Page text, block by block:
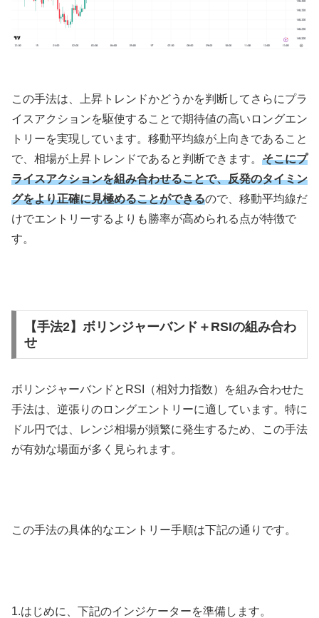
この手法は、上昇トレンドかどうかを判断してさらにプラ
イスアクションを駆使することで期待値の高いロングエン
トリーを実現しています。移動平均線が上向きであること
で、相場が上昇トレンドであると判断できます。 そこにプ
ライスアクションを組み合わせることで、反発のタイミン
グをより正確に見極めることができるので、移動平均線だ
けでエントリーするよりも勝率が高められる点が特徴で
す。
【手法2】ボリンジャーバンド＋RSIの組み合わ
せ
ボリンジャーバンドと RSI
（相対力指数）を組み合わせた
手法は、逆張りのロングエントリーに適しています。特に
ドル円では、レンジ相場が頻繁に発生するため、この手法
が有効な場面が多く見られます。
この手法の具体的なエントリー手順は下記の通りです。
1.はじめに、下記のインジケーターを準備します。